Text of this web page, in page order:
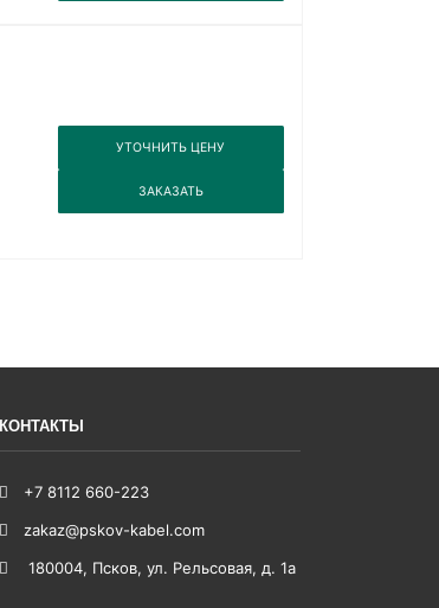
УТОЧНИТЬ ЦЕНУ
ЗАКАЗАТЬ
КОНТАКТЫ
+7 8112 660-223
zakaz@pskov-kabel.com
180004, Псков, ул. Рельсовая, д. 1а